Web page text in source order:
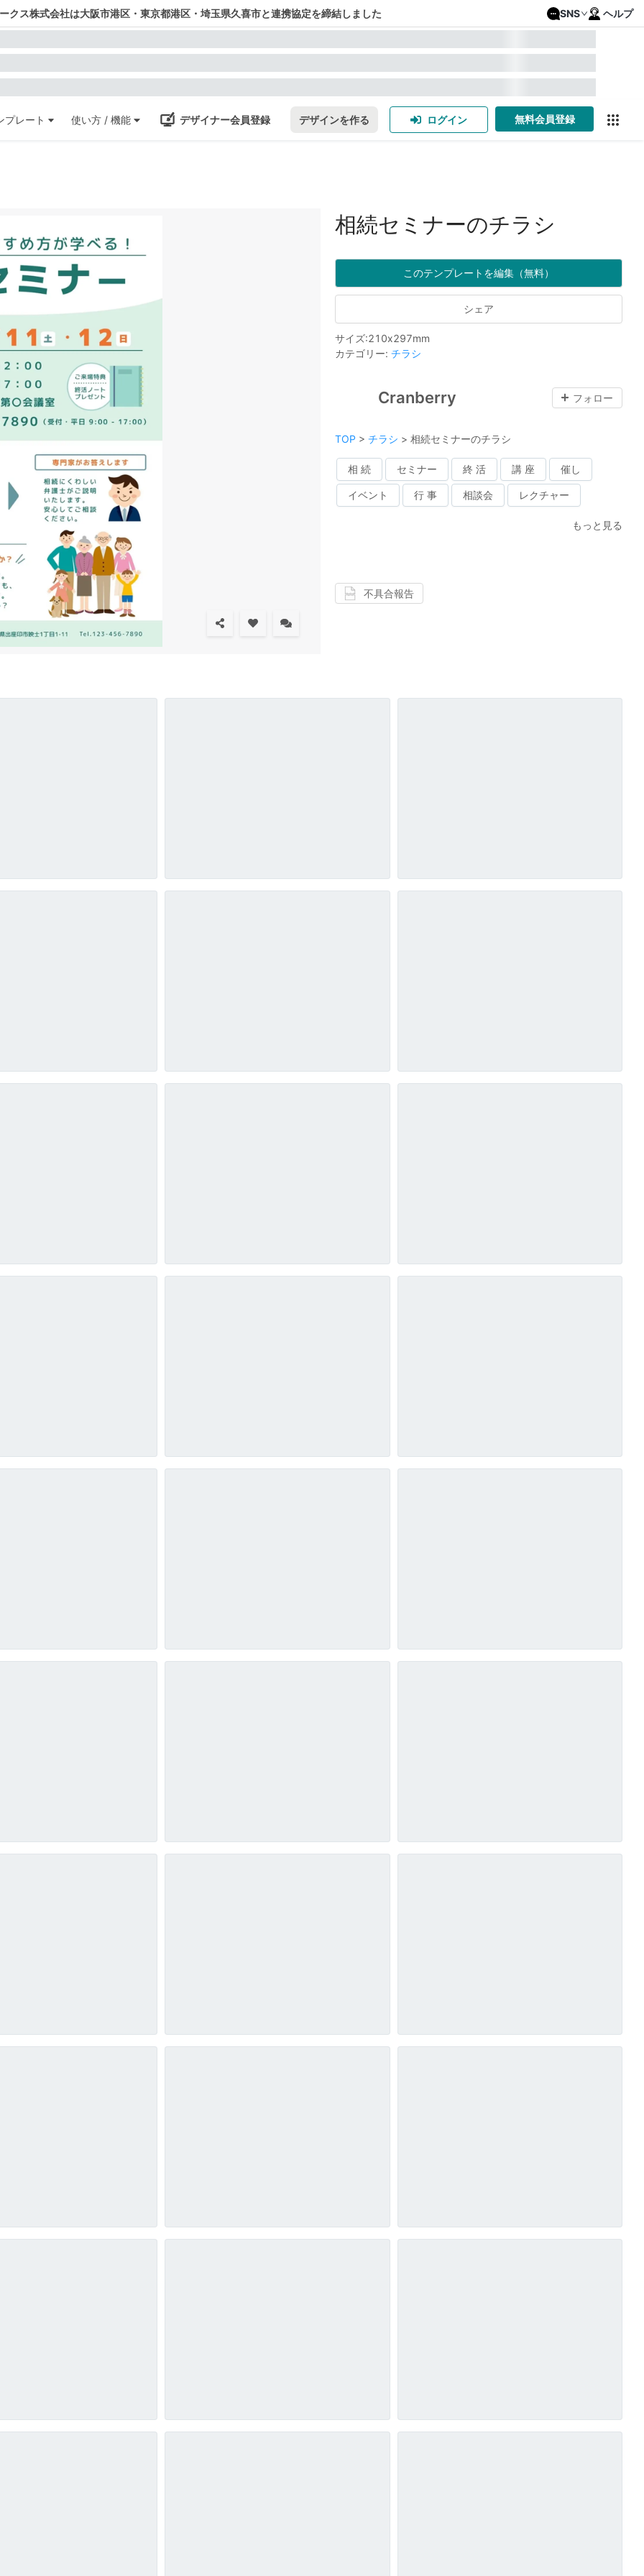
クス株式会社は大阪市港区・東京都港区・埼玉県久喜市と連携協定を締結しました SNS ヘルプ
プレート 使い方 / 機能 デザイナー会員登録 デザインを作る ログイン 無料会員登録
相続セミナーのチラシ
このテンプレートを編集（無料）
シェア
サイズ:210x297mm
カテゴリー: チラシ
Cranberry フォロー
TOP > チラシ > 相続セミナーのチラシ
相 続 セミナー 終 活 講 座 催し
イベント 行 事 相談会 レクチャー
もっと見る
不具合報告